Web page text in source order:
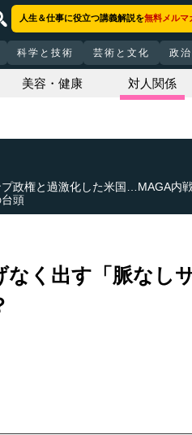
人生＆仕事に役立つ講義解説を無料メルマ
科学と技術 芸術と文化 政
美容・健康 対人関係
プ政権と過激化した米国…MAGA内戦
頭
なく出す「脈なし